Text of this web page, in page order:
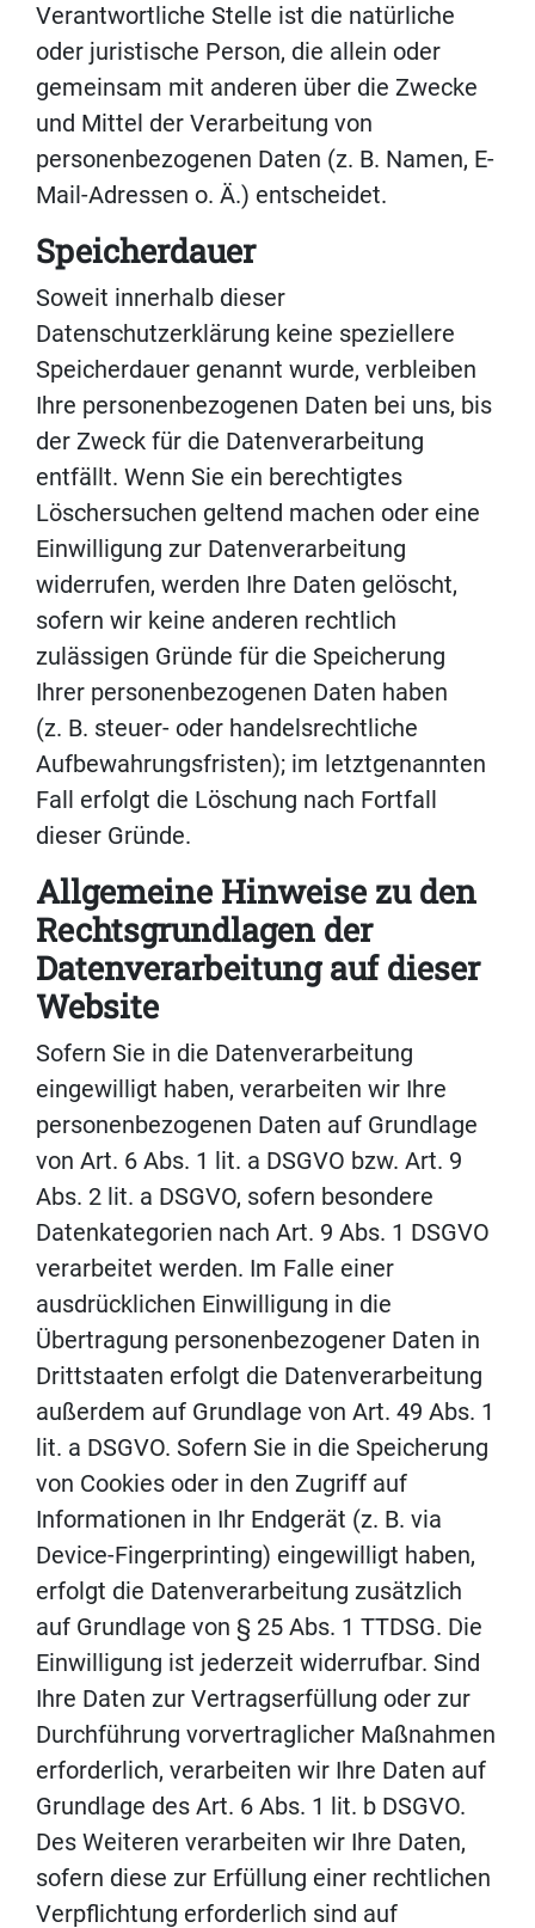
Verantwortliche Stelle ist die natürliche
oder juristische Person, die allein oder
gemeinsam mit anderen über die Zwecke
und Mittel der Verarbeitung von
personenbezogenen Daten (z. B. Namen, E-
Mail-Adressen o. Ä.) entscheidet.
Speicherdauer
Soweit innerhalb dieser
Datenschutzerklärung keine speziellere
Speicherdauer genannt wurde, verbleiben
Ihre personenbezogenen Daten bei uns, bis
der Zweck für die Datenverarbeitung
entfällt. Wenn Sie ein berechtigtes
Löschersuchen geltend machen oder eine
Einwilligung zur Datenverarbeitung
widerrufen, werden Ihre Daten gelöscht,
sofern wir keine anderen rechtlich
zulässigen Gründe für die Speicherung
Ihrer personenbezogenen Daten haben
(z. B. steuer- oder handelsrechtliche
Aufbewahrungsfristen); im letztgenannten
Fall erfolgt die Löschung nach Fortfall
dieser Gründe.
Allgemeine Hinweise zu den
Rechtsgrundlagen der
Datenverarbeitung auf dieser
Website
Sofern Sie in die Datenverarbeitung
eingewilligt haben, verarbeiten wir Ihre
personenbezogenen Daten auf Grundlage
von Art. 6 Abs. 1 lit. a DSGVO bzw. Art. 9
Abs. 2 lit. a DSGVO, sofern besondere
Datenkategorien nach Art. 9 Abs. 1 DSGVO
verarbeitet werden. Im Falle einer
ausdrücklichen Einwilligung in die
Übertragung personenbezogener Daten in
Drittstaaten erfolgt die Datenverarbeitung
außerdem auf Grundlage von Art. 49 Abs. 1
lit. a DSGVO. Sofern Sie in die Speicherung
von Cookies oder in den Zugriff auf
Informationen in Ihr Endgerät (z. B. via
Device-Fingerprinting) eingewilligt haben,
erfolgt die Datenverarbeitung zusätzlich
auf Grundlage von § 25 Abs. 1 TTDSG. Die
Einwilligung ist jederzeit widerrufbar. Sind
Ihre Daten zur Vertragserfüllung oder zur
Durchführung vorvertraglicher Maßnahmen
erforderlich, verarbeiten wir Ihre Daten auf
Grundlage des Art. 6 Abs. 1 lit. b DSGVO.
Des Weiteren verarbeiten wir Ihre Daten,
sofern diese zur Erfüllung einer rechtlichen
Verpflichtung erforderlich sind auf